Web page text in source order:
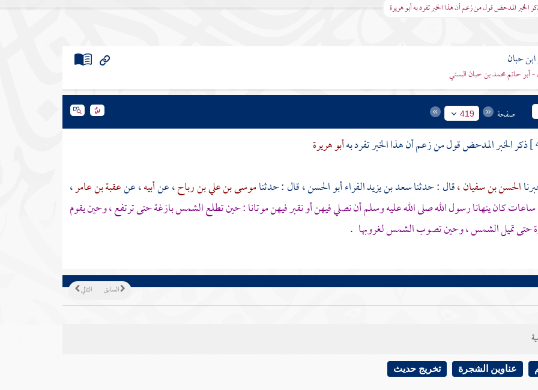
الخبر المدحض قول من زعم أن هذا الخبر تفرد به أبو هريرة
حبان
أبو حاتم محمد بن حبان البستي
صفحة 419
ذكر الخبر المدحض قول من زعم أن هذا الخبر تفرد بهأبو هريرة
الحسن بن سفيان ،قال : حدثناسعد بن يزيد الفراء أبو الحسن ،قال : حدثناموسى بن علي بن رباح، عنأبيه، عنعقبة بن عامر،
كان ينهانا رسول الله صلى الله عليه وسلم أن نصلي فيهن أو نقبر فيهن موتانا : حين تطلع الشمس بازغة حتى ترتفع ، وحين يقوم
حتى تميل الشمس ، وحين تصوب الشمس لغروبها .
التالي السابق
عناوين الشجرة تخريج حديث